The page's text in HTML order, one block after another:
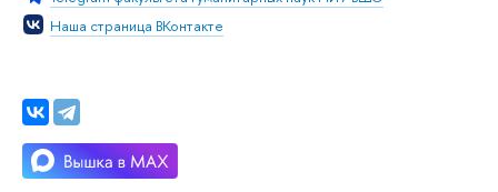
Наша страница ВКонтакте